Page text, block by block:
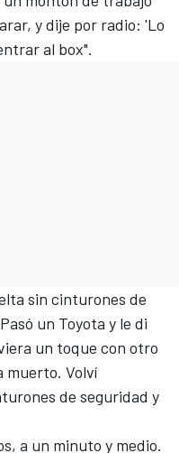
y dije por radio: 'Lo
al box".
sin cinturones de
un Toyota y le di
un toque con otro
muerto. Volví
de seguridad y
a un minuto y medio.